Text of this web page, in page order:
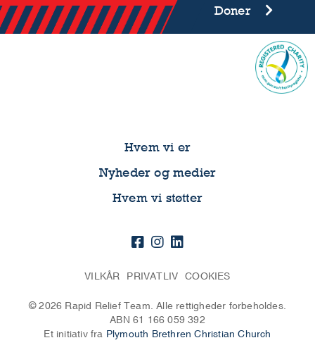
Doner
Hvem vi er
Nyheder og medier
VILKÅR PRIVATLIV COOKIES
© 2026 Rapid Relief Team. Alle rettigheder forbeholdes.